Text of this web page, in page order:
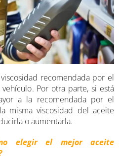
recomendada por el
Por otra parte, si está
a la recomendada por el
misma viscosidad del aceite
o aumentarla.
elegir el mejor aceite